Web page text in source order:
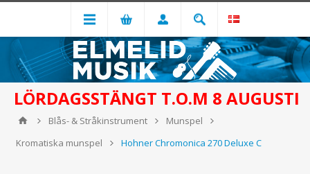
LÖRDAGSSTÄNGT T.O.M 8 AUGUSTI
Blås- & Stråkinstrument
Munspel
Kromatiska munspel
Hohner Chromonica 270 Deluxe C